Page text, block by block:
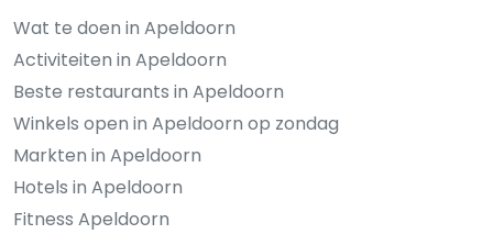
Wat te doen in Apeldoorn
Activiteiten in Apeldoorn
Beste restaurants in Apeldoorn
Winkels open in Apeldoorn op zondag
Markten in Apeldoorn
Hotels in Apeldoorn
Fitness Apeldoorn